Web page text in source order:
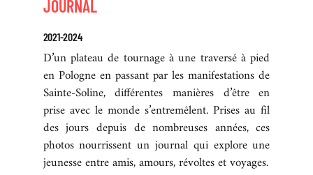
RECHERCHE D’IMAGES
BOUTIQUE
JOURNAL
2021-2024
D’un plateau de tournage à une traversé à pied
en Pologne en passant par les manifestations de
Sainte-Soline, différentes manières d’être en
prise avec le monde s’entremêlent. Prises au fil
des jours depuis de nombreuses années, ces
photos nourrissent un journal qui explore une
jeunesse entre amis, amours, révoltes et voyages.